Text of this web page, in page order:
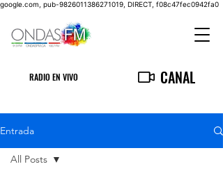
google.com, pub-9826011386271019, DIRECT, f08c47fec0942fa0
RADIO EN VIVO CANAL
Entrada
All Posts